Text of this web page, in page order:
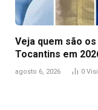
Veja quem são
Tocantins em
agosto 6, 2026 0